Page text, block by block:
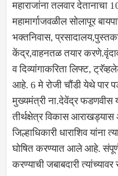
महाराजांना तलवार देतानाचा
महामार्गाजवळील सोलापूर
भक्तनिवास,
केंद्र,वाहनतळ तयार
व दिव्यांगाकरिता लिफ्ट,
आहे. 6 मे रोजी चौंडी येथे पार
मुख्यमंत्री ना.देवेंद्र फडणवीस
तीर्थक्षेत्र विकास आराखड्यास
जिल्हाधिकारी धाराशिव यांना
घोषित करण्यात आले आहे.
करण्याची जबाबदारी